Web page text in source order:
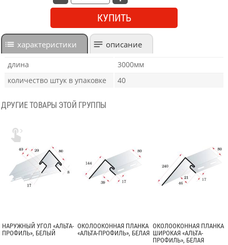
КУПИТЬ
характеристики описание
длина
3000мм
количество штук в упаковке
40
ДРУГИЕ ТОВАРЫ ЭТОЙ ГРУППЫ
НАРУЖНЫЙ УГОЛ «АЛЬТА-
ПРОФИЛЬ», БЕЛЫЙ
ОКОЛООКОННАЯ ПЛАНКА
«АЛЬТА-ПРОФИЛЬ», БЕЛАЯ
ОКОЛООКОННАЯ ПЛАНКА
ШИРОКАЯ «АЛЬТА-
ПРОФИЛЬ», БЕЛАЯ
